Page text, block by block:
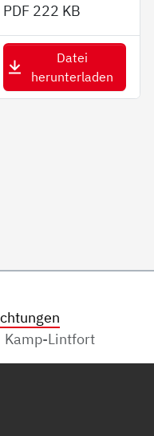
PDF 222 KB
Datei
herunterladen
Kamp-Lintfort